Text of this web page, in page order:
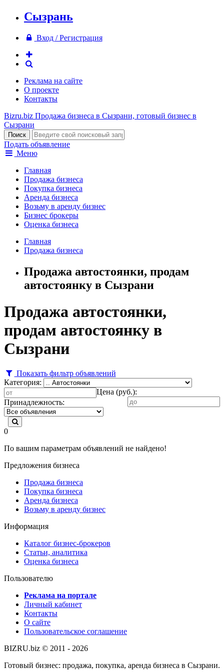
Сызрань
Вход / Регистрация
Реклама на сайте
О проекте
Контакты
Bizru.biz Продажа бизнеса в Сызрани, готовый бизнес в
Сызрани
Подать объявление
Меню
Главная
Продажа бизнеса
Покупка бизнеса
Аренда бизнеса
Возьму в аренду бизнес
Бизнес брокеры
Оценка бизнеса
Главная
Продажа бизнеса
Продажа автостоянки, продам
автостоянку в Сызрани
Продажа автостоянки,
продам автостоянку в
Сызрани
Показать фильтр объявлений
Категория:
Цена (руб.):
Принадлежность:
0
По вашим параметрам объявлений не найдено!
Предложения бизнеса
Продажа бизнеса
Покупка бизнеса
Аренда бизнеса
Возьму в аренду бизнес
Информация
Каталог бизнес-брокеров
Статьи, аналитика
Оценка бизнеса
Пользователю
Реклама на портале
Личный кабинет
Контакты
О сайте
Пользовательское соглашение
BIZRU.biz © 2011 - 2026
Готовый бизнес: продажа, покупка, аренда бизнеса в Сызрани.